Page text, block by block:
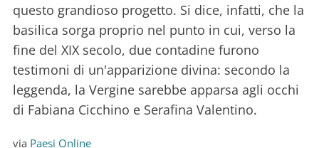
questo grandioso progetto. Si dice, infatti, che la
basilica sorga proprio nel punto in cui, verso la
fine del XIX secolo, due contadine furono
testimoni di un'apparizione divina: secondo la
leggenda, la Vergine sarebbe apparsa agli occhi
di Fabiana Cicchino e Serafina Valentino.
via Paesi Online